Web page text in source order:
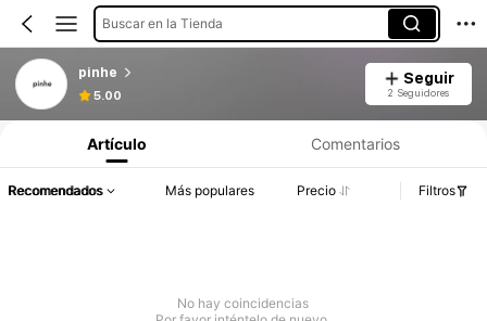
Buscar en la Tienda
pinhe
5.00
Seguir
2 Seguidores
Artículo Comentarios
Recomendados Más populares Precio Filtros
No hay coincidencias